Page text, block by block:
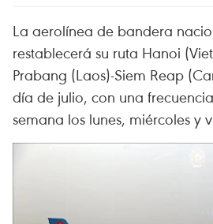
La aerolínea de bandera
restablecerá su ruta Hanoi
Prabang (Laos)-Siem Reap
día de julio, con una
semana los lunes, miércoles y